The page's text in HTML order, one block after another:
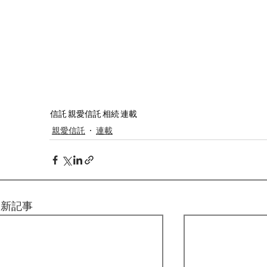
信託親愛信託相続連載
親愛信託
連載
記事